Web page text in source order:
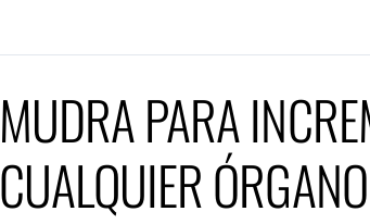
MUDRA PARA
CUALQUIER ÓRGANO